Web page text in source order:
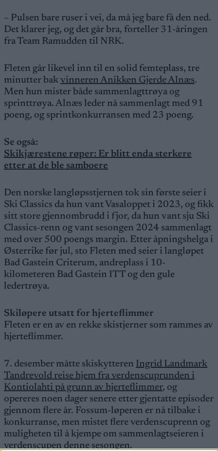
– Pulsen bare ruser i vei, da må jeg bare få den ned.
Det klarer jeg, og det går bra, forteller 31-åringen
fra Team Ramudden til NRK.
Fleten går likevel inn til en solid femteplass, tre
minutter bak vinneren Anikken Gjerde Alnæs.
Men hun mister både sammenlagttrøya og
sprinttrøya. Alnæs leder nå sammenlagt med 91
poeng, og sprintkonkurransen med 23 poeng.
Se også:
Skikjærestene røper: Er blitt enda sterkere
etter at de ble samboere
Den norske langløpsstjernen tok sin første seier i
Ski Classics da hun vant Vasaloppet i 2023, og fikk
sitt store gjennombrudd i fjor, da hun vant sju Ski
Classics-renn og vant sesongen 2024 sammenlagt
med over 500 poengs margin. Etter åpningshelga i
Østerrike før jul, sto Fleten med seier i langløpet
Bad Gastein Criterum, andreplass i 10-
kilometeren Bad Gastein ITT og den gule
ledertrøya.
Skiløpere utsatt for hjerteflimmer
Fleten er en av en rekke skistjerner som rammes av
hjerteflimmer.
7. desember måtte skiskytteren Ingrid Landmark
Tandrevold reise hjem fra verdenscuprunden i
Kontiolahti på grunn av hjerteflimmer, og
opereres noen dager senere etter gjentatte episoder
gjennom flere år. Fossum-løperen er nå tilbake i
konkurranse, men mistet flere verdenscuprenn og
muligheten til å kjempe om sammenlagtseieren i
verdenscupen denne sesongen.